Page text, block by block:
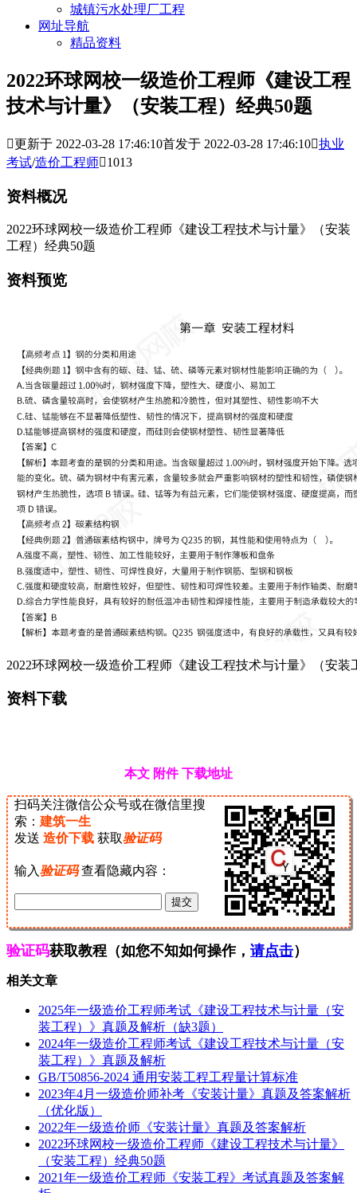
城镇污水处理厂工程
网址导航
精品资料
2022环球网校一级造价工程师《建设工程
技术与计量》（安装工程）经典50题
更新于 2022-03-28 17:46:10首发于 2022-03-28 17:46:10执业
考试/造价工程师1013
资料概况
2022环球网校一级造价工程师《建设工程技术与计量》（安装
工程）经典50题
资料预览
2022环球网校一级造价工程师《建设工程技术与计量》（安装
资料下载
本文 附件 下载地址
扫码关注微信公众号或在微信里搜
索： 建筑一生
发送 造价下载获取验证码
输入验证码查看隐藏内容：
验证码获取教程（如您不知如何操作， 请点击）
相关文章
2025年一级造价工程师考试《建设工程技术与计量（安
装工程）》真题及解析（缺3题）
2024年一级造价工程师考试《建设工程技术与计量（安
装工程）》真题及解析
GB/T50856-2024 通用安装工程工程量计算标准
2023年4月一级造价师补考《安装计量》真题及答案解析
（优化版）
2022年一级造价师《安装计量》真题及答案解析
2022环球网校一级造价工程师《建设工程技术与计量》
（安装工程）经典50题
2021年一级造价工程师《安装工程》考试真题及答案解